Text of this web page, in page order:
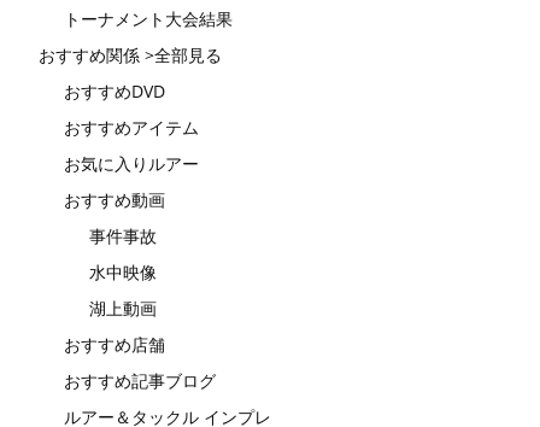
トーナメント大会結果
おすすめ関係 >全部見る
おすすめDVD
おすすめアイテム
お気に入りルアー
おすすめ動画
事件事故
水中映像
湖上動画
おすすめ店舗
おすすめ記事ブログ
ルアー＆タックル インプレ